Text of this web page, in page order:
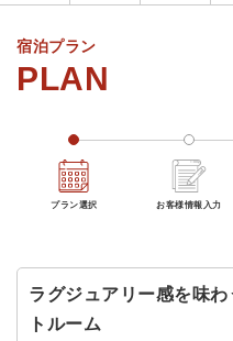
宿泊プラン
プラン選択 お客様情報入力
ラグジュアリー感を味
トルーム